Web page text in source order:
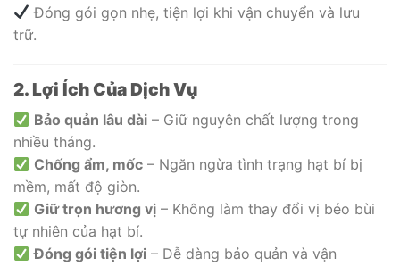
Đóng gói gọn nhẹ, tiện lợi khi vận chuyển và lưu
trữ.
2. Lợi Ích Của Dịch Vụ
Bảo quản lâu dài – Giữ nguyên chất lượng trong
nhiều tháng.
Chống ẩm, mốc – Ngăn ngừa tình trạng hạt bí bị
mềm, mất độ giòn.
Giữ trọn hương vị – Không làm thay đổi vị béo bùi
tự nhiên của hạt bí.
Đóng gói tiện lợi – Dễ dàng bảo quản và vận